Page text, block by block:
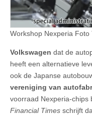
Workshop Nexperia Foto
Volkswagen dat de
heeft een alternatieve
ook de Japanse
vereniging van
voorraad Nexperia-chips
Financial Times schrijft